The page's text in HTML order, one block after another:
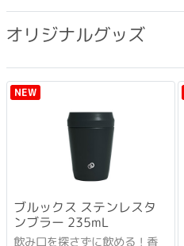
オリジナルグッズ
NEW
ブルックス ステンレスタ
ンブラー 235mL
飲み口を探さずに飲める！香